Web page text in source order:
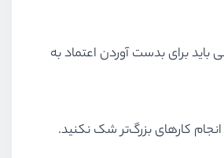
برای بدست آوردن اعتماد به
کارهای بزرگ‌تر شک نکنید.